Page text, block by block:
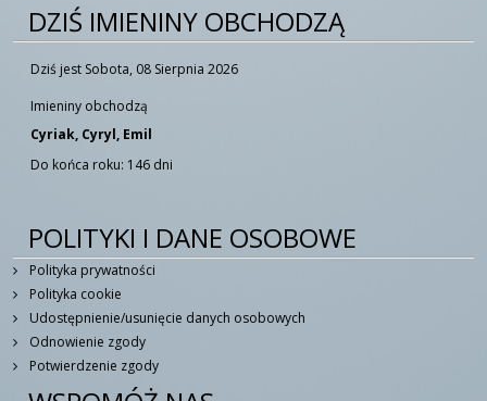
DZIŚ IMIENINY OBCHODZĄ
Dziś jest Sobota, 08 Sierpnia 2026
Imieniny obchodzą
Cyriak, Cyryl, Emil
Do końca roku: 146 dni
POLITYKI I DANE OSOBOWE
Polityka prywatności
Polityka cookie
Udostępnienie/usunięcie danych osobowych
Odnowienie zgody
Potwierdzenie zgody